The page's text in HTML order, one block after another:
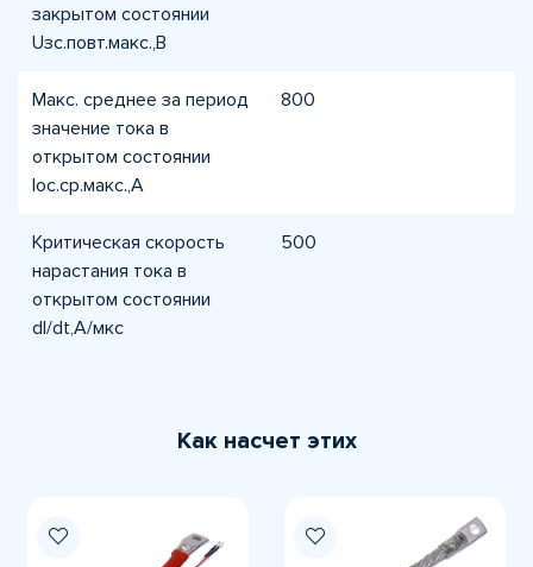
закрытом состоянии
Uзс.повт.макс.,В
Макс. среднее за период
значение тока в
открытом состоянии
Iос.ср.макс.,А
800
Критическая скорость
нарастания тока в
открытом состоянии
dI/dt,А/мкс
500
Как насчет этих